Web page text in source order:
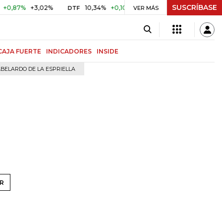
+3,02% DTF 10,34% +0,10% +0,98% UVR $ 416,96 +$
VER MÁS SUSCRÍBASE
FUERTE INDICADORES INSIDE
DE LA ESPRIELLA